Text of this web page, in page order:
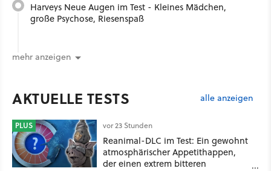
Harveys Neue Augen im Test - Kleines Mädchen,
große Psychose, Riesenspaß
mehr anzeigen
AKTUELLE TESTS alle anzeigen
PLUS vor 23 Stunden
Reanimal-DLC im Test: Ein gewohnt
atmosphärischer Appetithappen,
der einen extrem bitteren